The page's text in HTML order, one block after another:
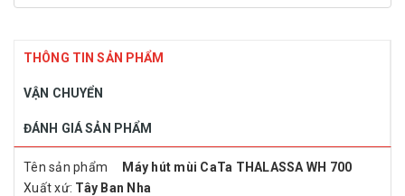
THÔNG TIN SẢN PHẨM
VẬN CHUYỂN
ĐÁNH GIÁ SẢN PHẨM
Tên sản phẩm
Máy hút mùi CaTa THALASSA WH 700
Xuất xứ: Tây Ban Nha